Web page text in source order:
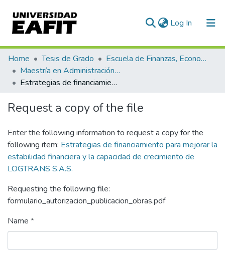
Log In (current)
Communities & Collections
All of DSpace
Home Tesis de Grado
Escuela de Finanzas, Economía y Gobierno
Maestría en Administración Financiera (tesis)
Estrategias de financiamiento para mejorar la estabilidad financiera y la capacidad de crecimiento de LOGTRANS S.A.S.
Request a copy of the file
Enter the following information to request a copy for the
following item: Estrategias de financiamiento para mejorar la
estabilidad financiera y la capacidad de crecimiento de
LOGTRANS S.A.S.
Requesting the following file:
formulario_autorizacion_publicacion_obras.pdf
Name *